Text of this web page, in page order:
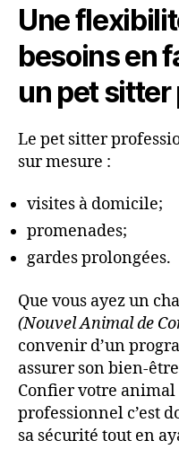
Une
besoins en
un pet
Le pet sitter
sur mesure :
visites à domicile;
promenades;
gardes prolongées.
Que vous ayez un
(Nouvel Animal de
convenir d’un
assurer son bien-
Confier votre
professionnel c’est
sa sécurité tout en